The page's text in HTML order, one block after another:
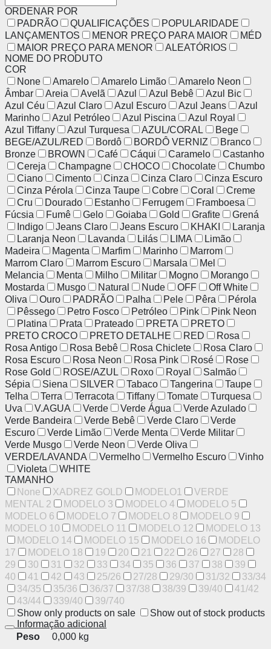
ORDENAR POR
PADRÃO
QUALIFICAÇÕES
POPULARIDADE
LANÇAMENTOS
MENOR PREÇO PARA MAIOR
MÉD
MAIOR PREÇO PARA MENOR
ALEATÓRIOS
NOME DO PRODUTO
COR
None
Amarelo Amarelo Limão
Amarelo Neon
Âmbar
Areia Avelã Azul Azul Bebê
Azul Bic
Azul Céu
Azul Claro Azul Escuro Azul Jeans
Azul
Marinho
Azul Petróleo Azul Piscina
Azul Royal
Azul Tiffany
Azul Turquesa AZUL/CORAL
Bege
BEGE/AZUL/RED
Bordô BORDÔ VERNIZ
Branco
Bronze
BROWN Café Cáqui Caramelo
Castanho
Cereja
Champagne CHOCO Chocolate
Chumbo
Ciano
Cimento Cinza Cinza Claro
Cinza Escuro
Cinza Pérola
Cinza Taupe Cobre Coral
Creme
Cru
Dourado Estanho Ferrugem
Framboesa
Fúcsia
Fumê Gelo Goiaba Gold Grafite
Grená
Indigo
Jeans Claro Jeans Escuro KHAKI
Laranja
Laranja Neon
Lavanda Lilás LIMA
Limão
Madeira
Magenta Marfim Marinho
Marrom
Marrom Claro
Marrom Escuro Marsala
Mel
Melancia
Menta Milho Militar Mogno
Morango
Mostarda
Musgo Natural Nude OFF
Off White
Oliva
Ouro PADRÃO Palha Pele Pêra
Pérola
Pêssego
Petro Fosco Petróleo Pink
Pink Neon
Platina
Prata Prateado PRETA
PRETO
PRETO CROCO
PRETO DETALHE RED
Rosa
Rosa Antigo
Rosa Bebê Rosa Chiclete
Rosa Claro
Rosa Escuro
Rosa Neon Rosa Pink Rosé
Rose
Rose Gold
ROSE/AZUL Roxo Royal
Salmão
Sépia
Siena SILVER Tabaco Tangerina
Taupe
Telha
Terra Terracota Tiffany Tomate
Turquesa
Uva
V.AGUA Verde Verde Água
Verde Azulado
Verde Bandeira
Verde Bebê Verde Claro
Verde
Escuro
Verde Limão Verde Menta
Verde Militar
Verde Musgo
Verde Neon
Verde Oliva
VERDE/LAVANDA
Vermelho Vermelho Escuro
Vinho
Violeta
WHITE
TAMANHO
None
XADREZ GOLD MODELO1
VERDE
MENTAL 2
MODELO 3 MODELO 4
MODELO 5
MODELO 6
MODELO 7 MODELO 8
MODELO 9
MODELO 10
MODELO 11 MODELO 12
MODELO 13
MODELO 14
MODELO 15 MODELO 16
MODELO
17
MODELO 18 19 20 21 22 26 27
28
29
30 31 32 33 34 35 36 37 38
39
40
41 42 43 25/26 27/28 29/30 31/32
33/34
34/35
35/36 36/37 37/38 38/39 39/40
41/42
43/44
339/40
39/740
Show only products on sale
Show out of stock products
Informação adicional
Peso
0,000 kg